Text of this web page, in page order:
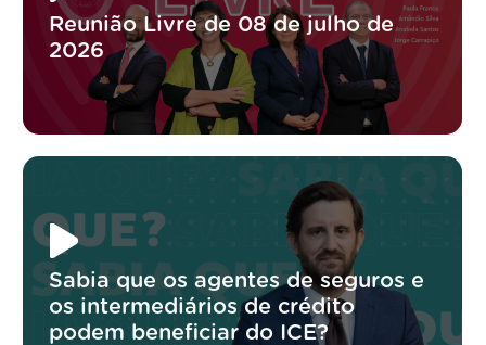
Reunião Livre de 08 de julho de
2026
Sabia que os agentes de seguros e
os intermediários de crédito
podem beneficiar do ICE?